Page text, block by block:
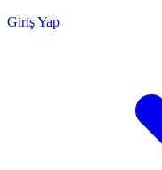
Giriş Yap